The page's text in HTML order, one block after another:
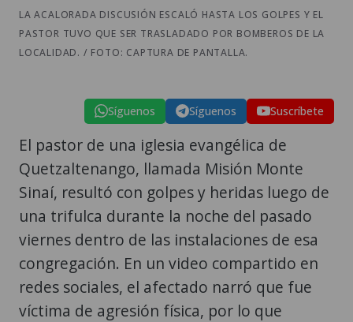
LA ACALORADA DISCUSIÓN ESCALÓ HASTA LOS GOLPES Y EL
PASTOR TUVO QUE SER TRASLADADO POR BOMBEROS DE LA
LOCALIDAD. / FOTO: CAPTURA DE PANTALLA.
Síguenos Síguenos Suscríbete
El pastor de una iglesia evangélica de
Quetzaltenango, llamada Misión Monte
Sinaí, resultó con golpes y heridas luego de
una trifulca durante la noche del pasado
viernes dentro de las instalaciones de esa
congregación. En un video compartido en
redes sociales, el afectado narró que fue
víctima de agresión física, por lo que